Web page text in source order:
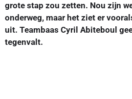
grote stap zou zetten. Nou zijn
onderweg, maar het ziet er
uit. Teambaas Cyril Abiteboul
tegenvalt.